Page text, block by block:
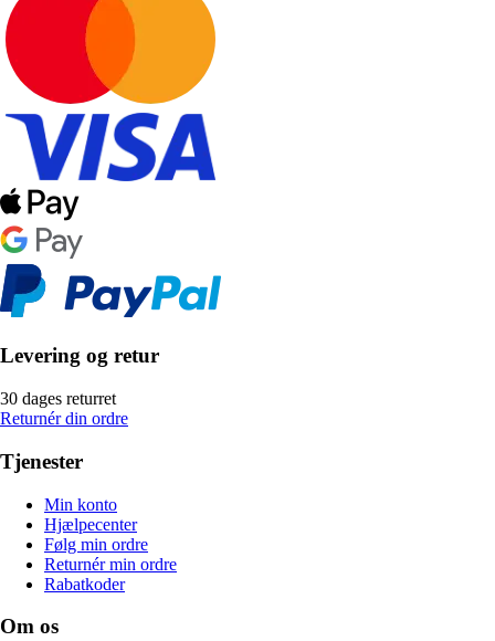
Levering og retur
30 dages returret
Returnér din ordre
Tjenester
Min konto
Hjælpecenter
Følg min ordre
Returnér min ordre
Rabatkoder
Om os